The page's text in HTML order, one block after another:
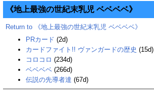
《地上最強の世紀末乳児 ベベベベ》
Return to 《地上最強の世紀末乳児 ベベベベ》
PRカード (2d)
カードファイト!! ヴァンガードの歴史 (15d)
コロコロ (234d)
ベベベベ (266d)
伝説の先導者達 (67d)